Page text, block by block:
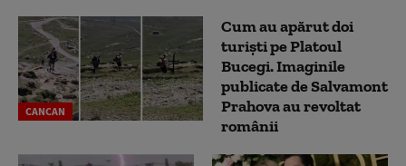
CANCAN
Cum au apărut doi
turiști pe Platoul
Bucegi. Imaginile
publicate de Salvamont
Prahova au revoltat
românii